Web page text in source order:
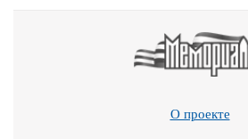
О проекте